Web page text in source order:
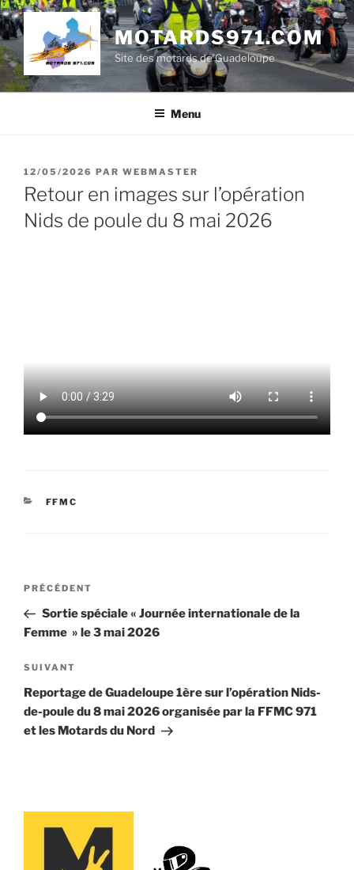
Aller
au
contenu
principal
MOTARDS971.COM
Site des motards de Guadeloupe
Menu
PUBLIÉ
LE
12/05/2026 PAR WEBMASTER
Retour en images sur l’opération
Nids de poule du 8 mai 2026
CATÉGORIES
FFMC
Navigation
l’article
Article
précédent
PRÉCÉDENT
Sortie spéciale « Journée internationale de la
Femme » le 3 mai 2026
Article
suivant
SUIVANT
Reportage de Guadeloupe 1ère sur l’opération Nids-
de-poule du 8 mai 2026 organisée par la FFMC 971
et les Motards du Nord